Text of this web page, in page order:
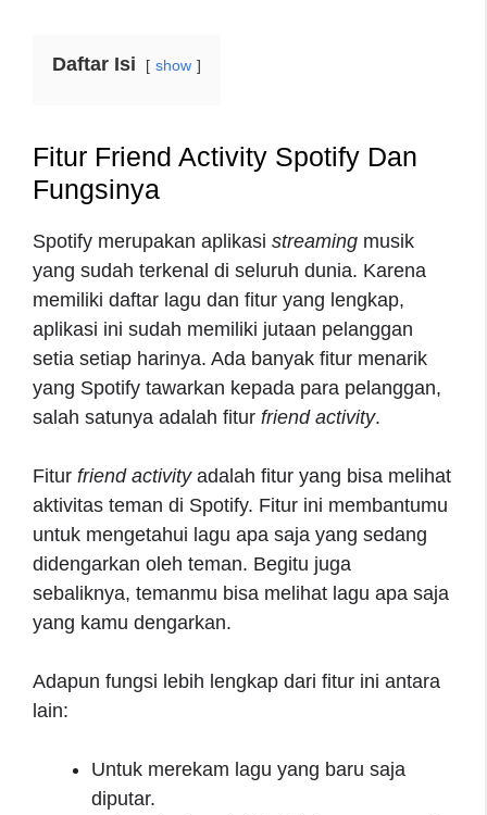
Daftar Isi show
Fitur Friend Activity Spotify Dan
Fungsinya
Spotify merupakan aplikasi streaming musik
yang sudah terkenal di seluruh dunia. Karena
memiliki daftar lagu dan fitur yang lengkap,
aplikasi ini sudah memiliki jutaan pelanggan
setia setiap harinya. Ada banyak fitur menarik
yang Spotify tawarkan kepada para pelanggan,
salah satunya adalah fitur friend activity.
Fitur friend activityadalah fitur yang bisa melihat
aktivitas teman di Spotify. Fitur ini membantumu
untuk mengetahui lagu apa saja yang sedang
didengarkan oleh teman. Begitu juga
sebaliknya, temanmu bisa melihat lagu apa saja
yang kamu dengarkan.
Adapun fungsi lebih lengkap dari fitur ini antara
lain:
Untuk merekam lagu yang baru saja
diputar.